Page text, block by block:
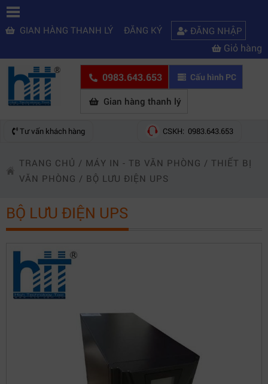
GIAN HÀNG THANH LÝ ĐĂNG KÝ ĐĂNG NHẬP
Giỏ hàng
0983.643.653 Cấu hình PC
Gian hàng thanh lý
Tư vấn khách hàng CSKH: 0983.643.653
TRANG CHỦ / MÁY IN - TB VĂN PHÒNG / THIẾT BỊ
VĂN PHÒNG / BỘ LƯU ĐIỆN UPS
BỘ LƯU ĐIỆN UPS